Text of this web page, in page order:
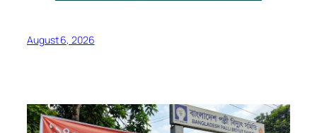
August 6, 2026